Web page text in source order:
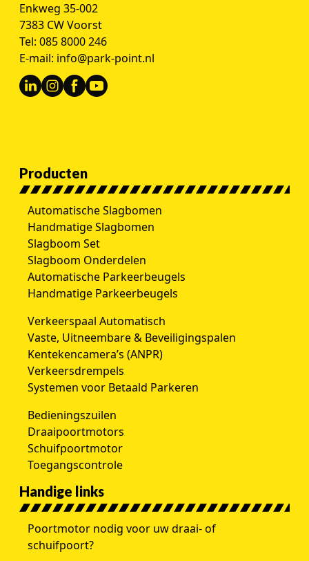
Enkweg 35-002
7383 CW Voorst
Tel: 085 8000 246
E-mail: info@park-point.nl
Producten
Automatische Slagbomen
Handmatige Slagbomen
Slagboom Set
Slagboom Onderdelen
Automatische Parkeerbeugels
Handmatige Parkeerbeugels
Verkeerspaal Automatisch
Vaste, Uitneembare & Beveiligingspalen
Kentekencamera’s (ANPR)
Verkeersdrempels
Systemen voor Betaald Parkeren
Bedieningszuilen
Draaipoortmotors
Schuifpoortmotor
Toegangscontrole
Handige links
Poortmotor nodig voor uw draai- of
schuifpoort?